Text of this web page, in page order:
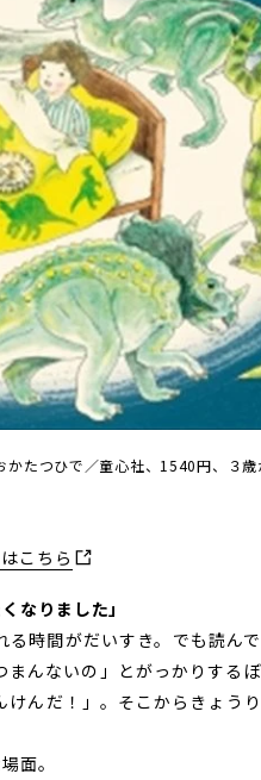
たつひで／童心社、1540円、３歳
こちら
なりました」
る時間がだいすき。でも読ん
んないの」とがっかりする
んだ！」。そこからきょう
面。